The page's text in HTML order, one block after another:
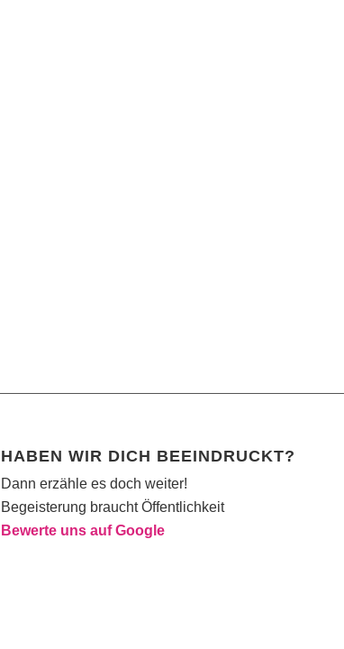
HABEN WIR DICH BEEINDRUCKT?
Dann erzähle es doch weiter!
Begeisterung braucht Öffentlichkeit
Bewerte uns auf Google